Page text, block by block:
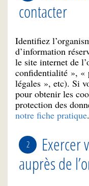
contacter
Identifiez
d’information
le site internet de
confidentialité », «
légales », etc). Si
pour obtenir les
protection des
notre fiche pratique.
Exercer
auprès de